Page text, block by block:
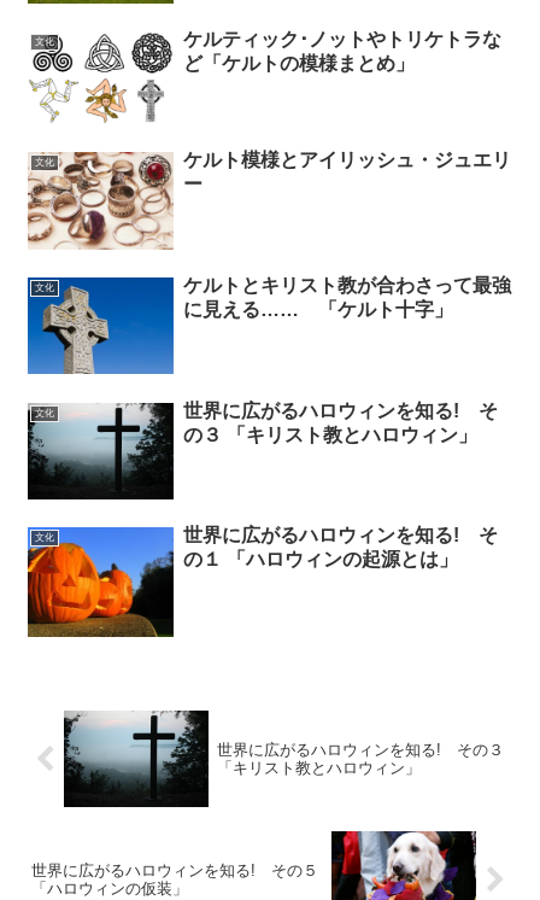
文化
ケルティック･ノットやトリケトラな
ど「ケルトの模様まとめ」
文化
ケルト模様とアイリッシュ・ジュエリ
ー
文化
ケルトとキリスト教が合わさって最強
に見える…… 「ケルト十字」
文化
世界に広がるハロウィンを知る! そ
の３ 「キリスト教とハロウィン」
文化
世界に広がるハロウィンを知る! そ
の１ 「ハロウィンの起源とは」
世界に広がるハロウィンを知る! その３
「キリスト教とハロウィン」
世界に広がるハロウィンを知る! その５
「ハロウィンの仮装」